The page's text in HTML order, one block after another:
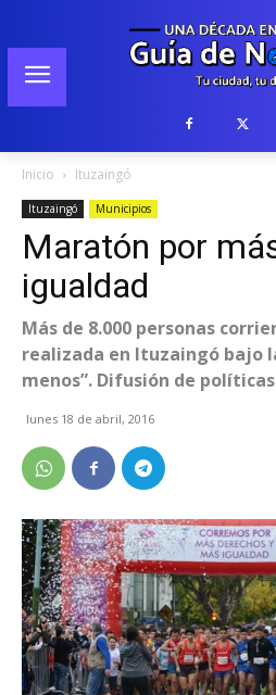
Inicio Ituzaingó
Ituzaingó Municipios
Maratón por
igualdad
Más de 8.000 personas
realizada en Ituzaingó bajo
menos”. Difusión de
lunes 18 de abril, 2016